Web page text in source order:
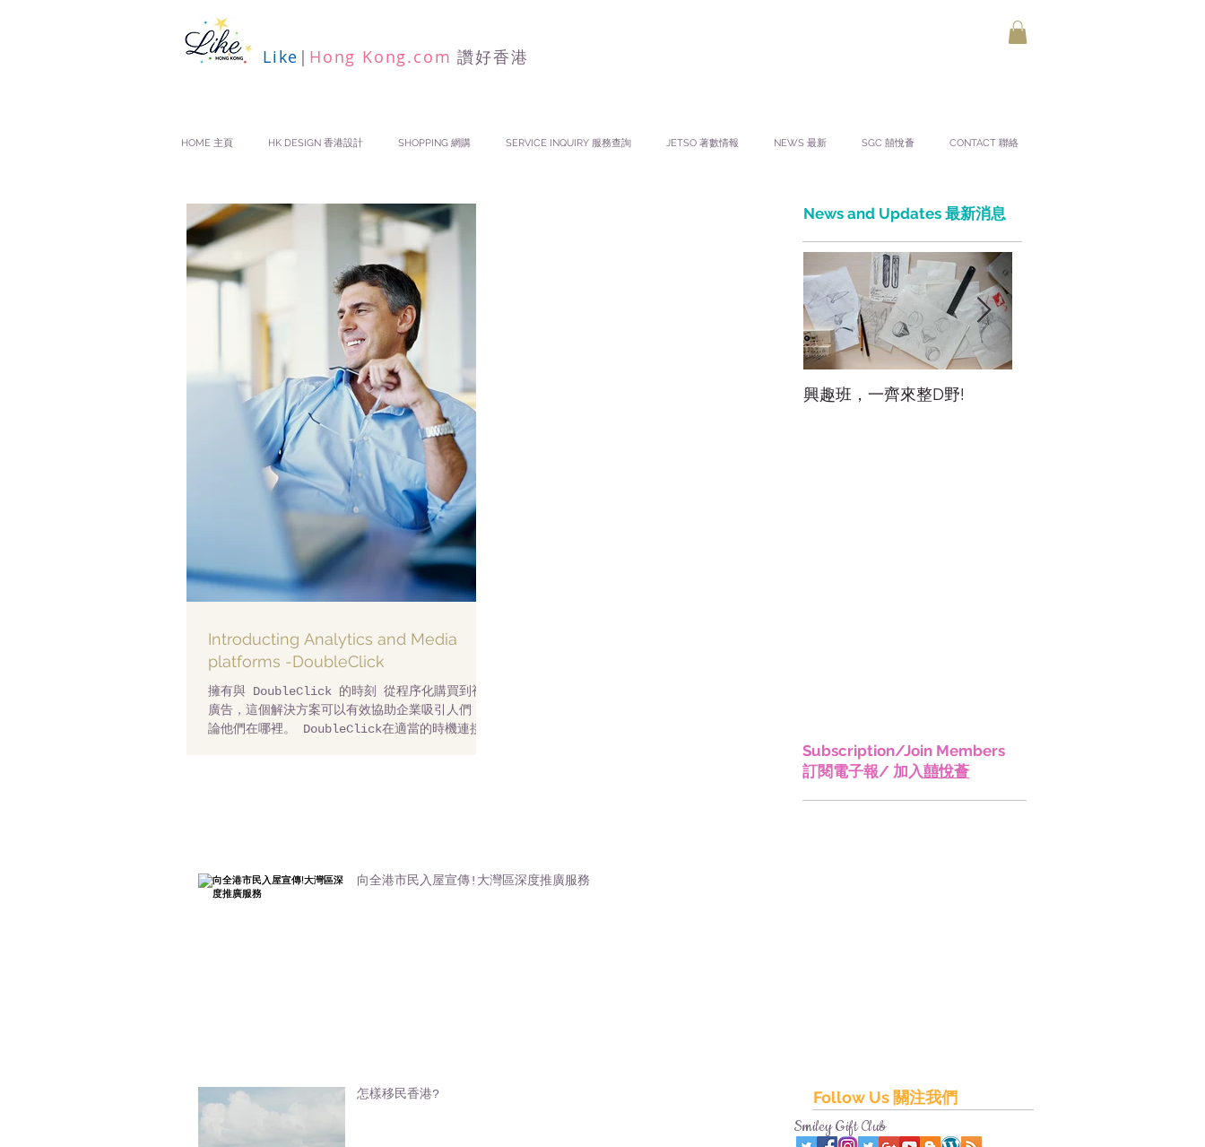
Like | Hong Kong.com 讚好香港
HOME 主頁 HK DESIGN 香港設計 SHOPPING 網購 SERVICE INQUIRY 服務查詢 JETSO 著數情報 NEWS 最新 SGC 囍悅薈 CONTACT 聯絡
Introducting Analytics and Media
platforms -DoubleClick
擁有與 DoubleClick 的時刻 從程序化購買到視頻
廣告，這個解決方案可以有效協助企業吸引人們，無
論他們在哪裡。 DoubleClick在適當的時機連接適
向全港市民入屋宣傳!大灣區深度推廣服務
怎樣移民香港?
News and Updates 最新消息
興趣班，一齊來整D野!
Subscription/Join Members
訂閱電子報/ 加入囍悅薈
Follow Us 關注我們
Smiley Gift Club